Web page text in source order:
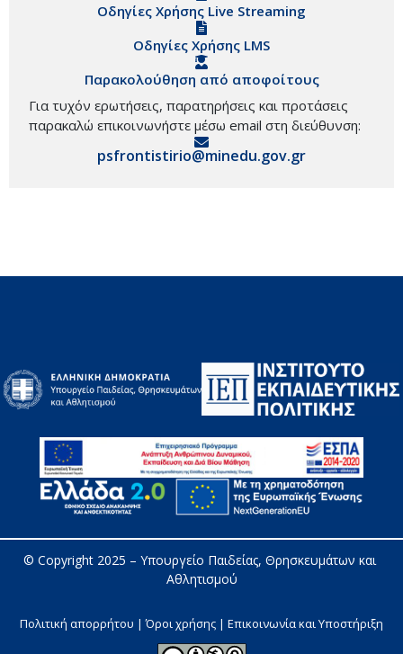
Οδηγίες Χρήσης Live Streaming
Οδηγίες Χρήσης LMS
Παρακολούθηση από αποφοίτους
Για τυχόν ερωτήσεις, παρατηρήσεις και προτάσεις
παρακαλώ επικοινωνήστε μέσω email στη διεύθυνση:
psfrontistirio@minedu.gov.gr
© Copyright 2025 – Υπουργείο Παιδείας, Θρησκευμάτων και
Αθλητισμού
Πολιτική απορρήτου | Όροι χρήσης | Επικοινωνία και Υποστήριξη